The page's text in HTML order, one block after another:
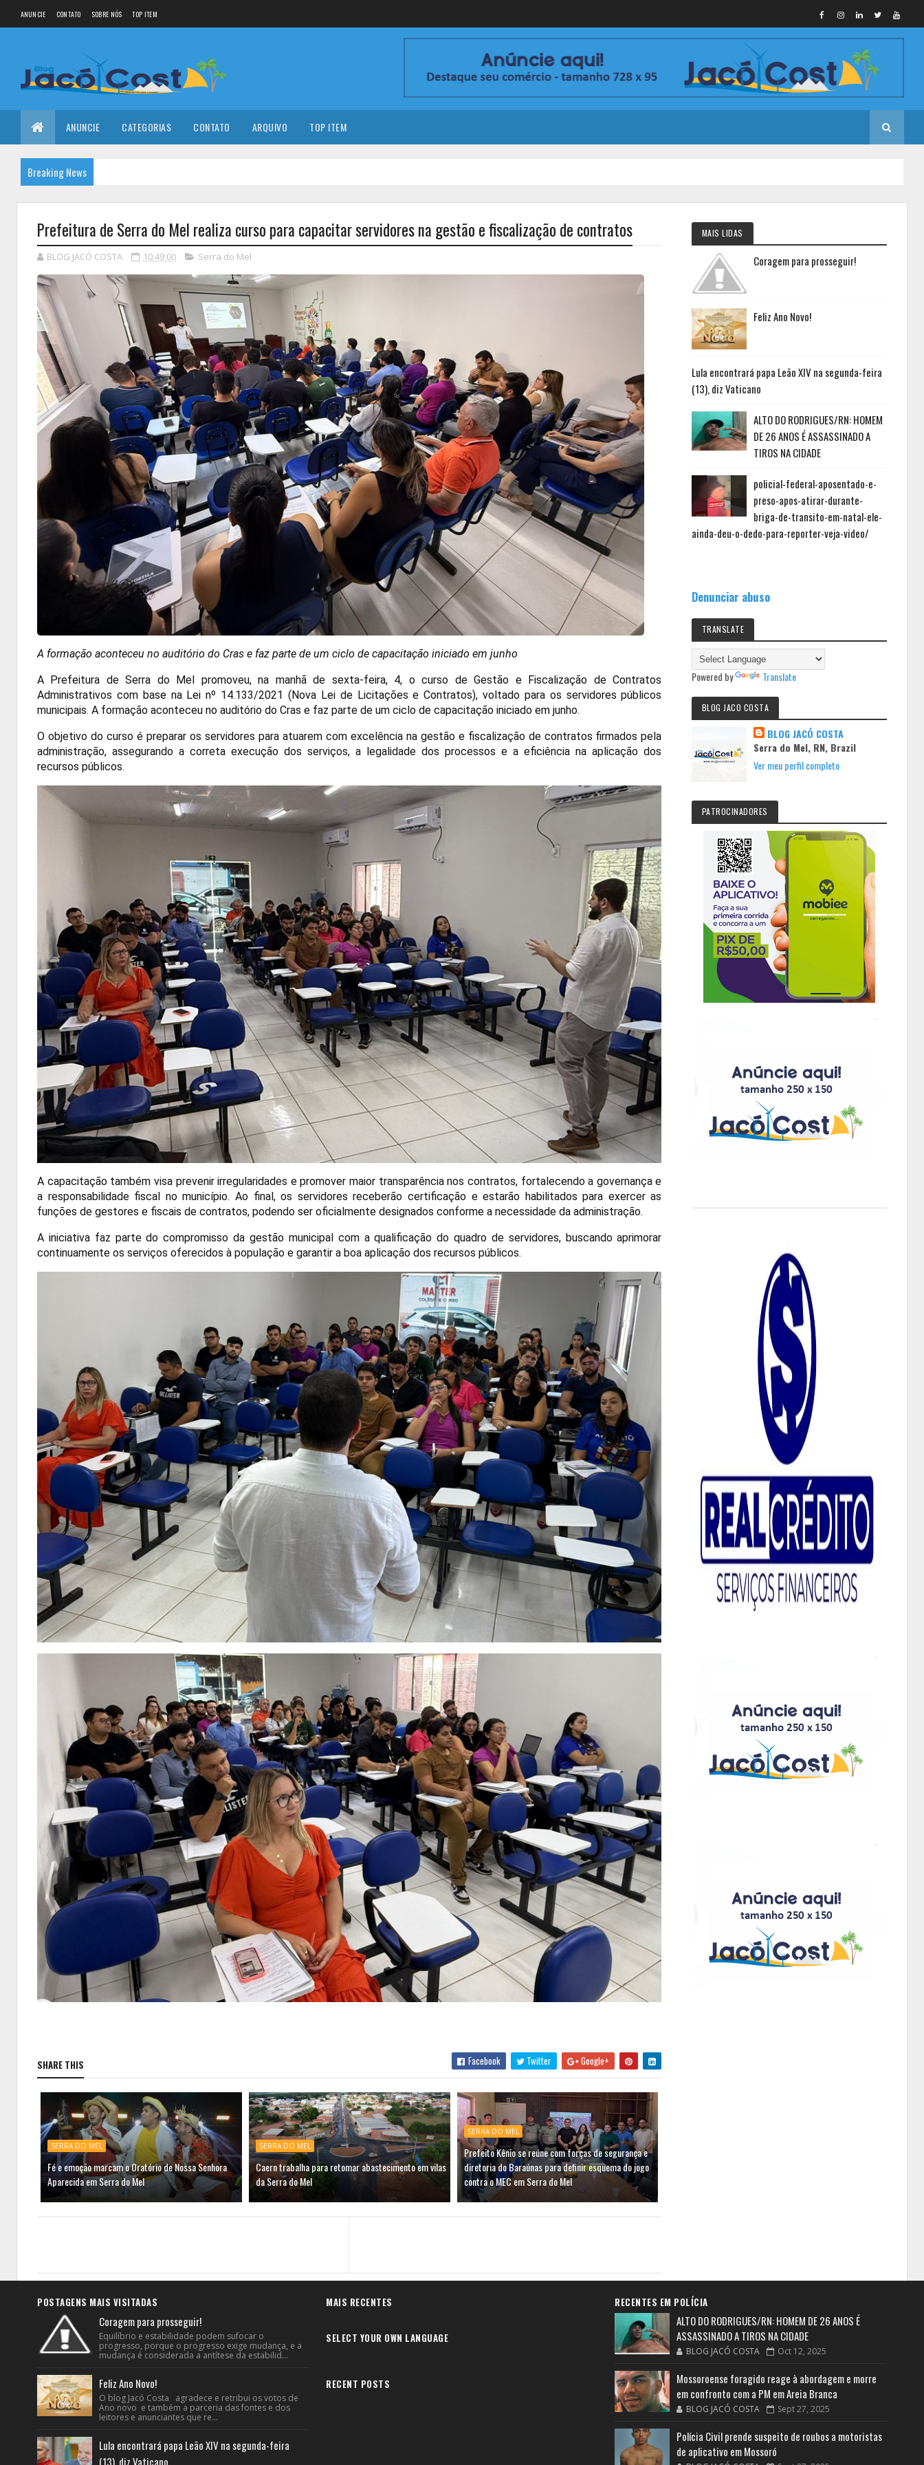
ANUNCIE CONTATO SOBRE NÓS TOP ITEM
ANUNCIE CATEGORIAS CONTATO ARQUIVO TOP ITEM
Breaking News
Prefeitura de Serra do Mel realiza curso para capacitar servidores na gestão e fiscalização de contratos
BLOG JACÓ COSTA 10:49:00 Serra do Mel
A formação aconteceu no auditório do Cras e faz parte de um ciclo de capacitação iniciado em junho
A Prefeitura de Serra do Mel promoveu, na manhã de sexta-feira, 4, o curso de Gestão e Fiscalização de Contratos
Administrativos com base na Lei nº 14.133/2021 (Nova Lei de Licitações e Contratos), voltado para os servidores públicos
municipais. A formação aconteceu no auditório do Cras e faz parte de um ciclo de capacitação iniciado em junho.
O objetivo do curso é preparar os servidores para atuarem com excelência na gestão e fiscalização de contratos firmados pela
administração, assegurando a correta execução dos serviços, a legalidade dos processos e a eficiência na aplicação dos
recursos públicos.
A capacitação também visa prevenir irregularidades e promover maior transparência nos contratos, fortalecendo a governança e
a responsabilidade fiscal no município. Ao final, os servidores receberão certificação e estarão habilitados para exercer as
funções de gestores e fiscais de contratos, podendo ser oficialmente designados conforme a necessidade da administração.
A iniciativa faz parte do compromisso da gestão municipal com a qualificação do quadro de servidores, buscando aprimorar
continuamente os serviços oferecidos à população e garantir a boa aplicação dos recursos públicos.
SHARE THIS Facebook Twitter Google+
SERRA DO MEL
Fé e emoção marcam o Oratório de Nossa Senhora
Aparecida em Serra do Mel
SERRA DO MEL
Caern trabalha para retomar abastecimento em vilas
da Serra do Mel
SERRA DO MEL
Prefeito Kênio se reúne com forças de segurança e
diretoria do Baraúnas para definir esquema do jogo
contra o MEC em Serra do Mel
MAIS LIDAS
Coragem para prosseguir!
Feliz Ano Novo!
Lula encontrará papa Leão XIV na segunda-feira
(13), diz Vaticano
ALTO DO RODRIGUES/RN: HOMEM
DE 26 ANOS É ASSASSINADO A
TIROS NA CIDADE
policial-federal-aposentado-e-
preso-apos-atirar-durante-
briga-de-transito-em-natal-ele-
ainda-deu-o-dedo-para-reporter-veja-video/
Denunciar abuso
TRANSLATE
Powered by Translate
BLOG JACO COSTA
BLOG JACÓ COSTA
Serra do Mel, RN, Brazil
Ver meu perfil completo
PATROCINADORES
POSTAGENS MAIS VISITADAS
Coragem para prosseguir!
Equilíbrio e estabilidade podem sufocar o
progresso, porque o progresso exige mudança, e a
mudança é considerada a antítese da estabilid...
Feliz Ano Novo!
O blog Jacó Costa agradece e retribui os votos de
Ano novo e também a parceria das fontes e dos
leitores e anunciantes que re...
Lula encontrará papa Leão XIV na segunda-feira
(13), diz Vaticano
MAIS RECENTES
SELECT YOUR OWN LANGUAGE
RECENT POSTS
RECENTES EM POLÍCIA
ALTO DO RODRIGUES/RN: HOMEM DE 26 ANOS É
ASSASSINADO A TIROS NA CIDADE
BLOG JACÓ COSTA Oct 12, 2025
Mossoroense foragido reage à abordagem e morre
em confronto com a PM em Areia Branca
BLOG JACÓ COSTA Sept 27, 2025
Polícia Civil prende suspeito de roubos a motoristas
de aplicativo em Mossoró